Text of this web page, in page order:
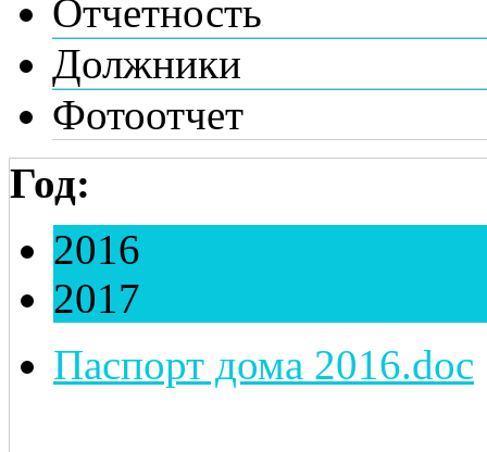
Отчетность
Должники
Фотоотчет
Год:
2016
2017
Паспорт дома 2016.doc